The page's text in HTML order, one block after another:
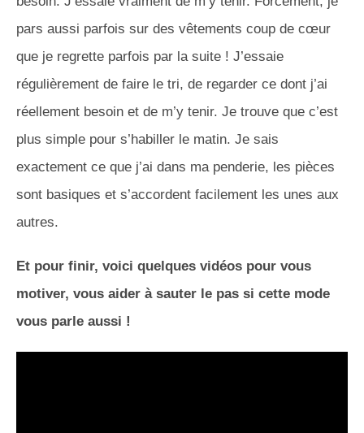
pars aussi parfois sur des vêtements coup de cœur
que je regrette parfois par la suite ! J’essaie
régulièrement de faire le tri, de regarder ce dont j’ai
réellement besoin et de m’y tenir. Je trouve que c’est
plus simple pour s’habiller le matin. Je sais
exactement ce que j’ai dans ma penderie, les pièces
sont basiques et s’accordent facilement les unes aux
autres.
Et pour finir, voici quelques vidéos pour vous
motiver, vous aider à sauter le pas si cette mode
vous parle aussi !